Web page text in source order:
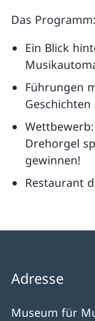
Das Programm:
Ein Blick
Führungen
Drehorgel
gewinnen!
Restaurant
Adresse
Museum für